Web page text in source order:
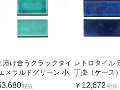
溶け合うクラックタイ
メラルドグリーン 小
ケース）
税抜
レトロタイル
丁掛（ケース
￥12,672 税抜